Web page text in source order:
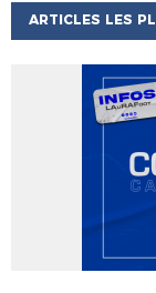
ARTICLES LES